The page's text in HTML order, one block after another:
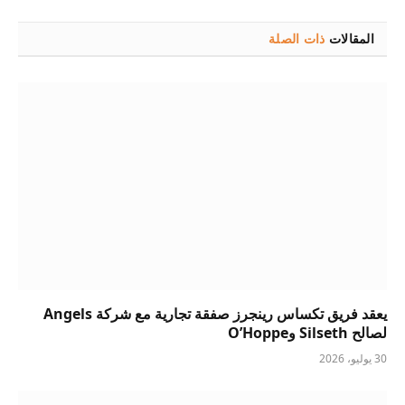
المقالات ذات الصلة
يعقد فريق تكساس رينجرز صفقة تجارية مع شركة Angels
لصالح Silseth وO’Hoppe
30 يوليو، 2026